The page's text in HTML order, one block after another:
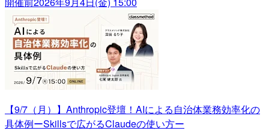
【9/7（月）】Anthropic登壇！AIによる自治体業務効率化の
具体例ーSkillsで広がるClaudeの使い方ー